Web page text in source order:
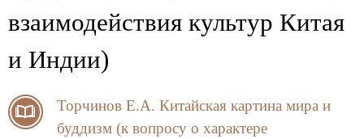
взаимодействия культур Китая
и Индии)
Торчинов Е.А. Китайская картина мира и
буддизм (к вопросу о характере